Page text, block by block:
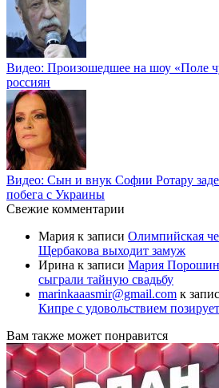
Видео: Произошедшее на шоу «Поле
россиян
Видео: Сын и внук Софии Ротару
побега с Украины
Свежие комментарии
Мария к записи Олимпийская
Щербакова выходит замуж
Ирина к записи Мария
сыграли тайную свадьбу
marinkaaasmir@gmail.com к
Кипре с удовольствием
Вам также может понравится